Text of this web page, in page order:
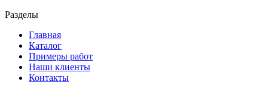
Разделы
Главная
Каталог
Примеры работ
Наши клиенты
Контакты